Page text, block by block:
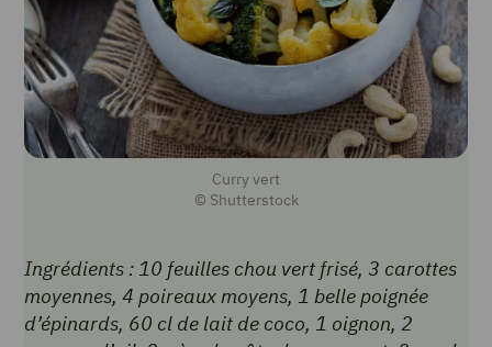
Curry vert
© Shutterstock
Ingrédients : 10 feuilles chou vert frisé, 3 carottes
moyennes, 4 poireaux moyens, 1 belle poignée
d’épinards, 60 cl de lait de coco, 1 oignon, 2